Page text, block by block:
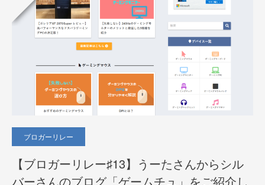
ブロガーリレー
【ブロガーリレー♯13】うーたさんからシル
バーさんのブログ「ゲームチュ」をご紹介し